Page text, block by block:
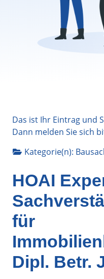
Das ist Ihr Eintrag und
Dann melden Sie sich
Kategorie(n):
HOAI
für
Dipl. Betr.